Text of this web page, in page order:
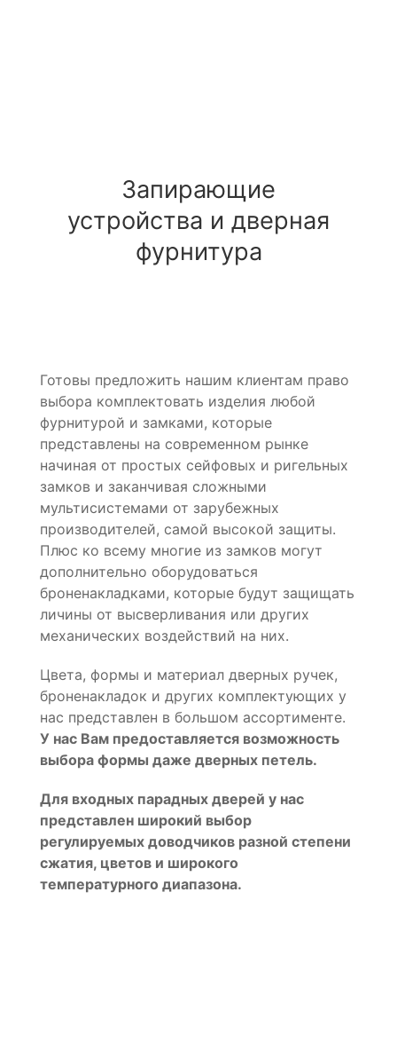
Запирающие
устройства и дверная
фурнитура
Готовы предложить нашим клиентам право
выбора комплектовать изделия любой
фурнитурой и замками, которые
представлены на современном рынке
начиная от простых сейфовых и ригельных
замков и заканчивая сложными
мультисистемами от зарубежных
производителей, самой высокой защиты.
Плюс ко всему многие из замков могут
дополнительно оборудоваться
броненакладками, которые будут защищать
личины от высверливания или других
механических воздействий на них.
Цвета, формы и материал дверных ручек,
броненакладок и других комплектующих у
нас представлен в большом ассортименте.
У нас Вам предоставляется возможность
выбора формы даже дверных петель.
Для входных парадных дверей у нас
представлен широкий выбор
регулируемых доводчиков разной степени
сжатия, цветов и широкого
температурного диапазона.